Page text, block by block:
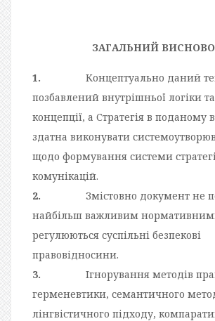
ЗАГАЛЬНИЙ
1. Концептуально даний
позбавлений внутрішньої логіки
концепції, а Стратегія в поданому
здатна виконувати
щодо формування системи
комунікацій.
2. Змістовно документ не
найбільш важливим
регулюються суспільні безпекові
правовідносини.
3. Ігнорування методів
герменевтики, семантичного
лінгвістичного підходу,